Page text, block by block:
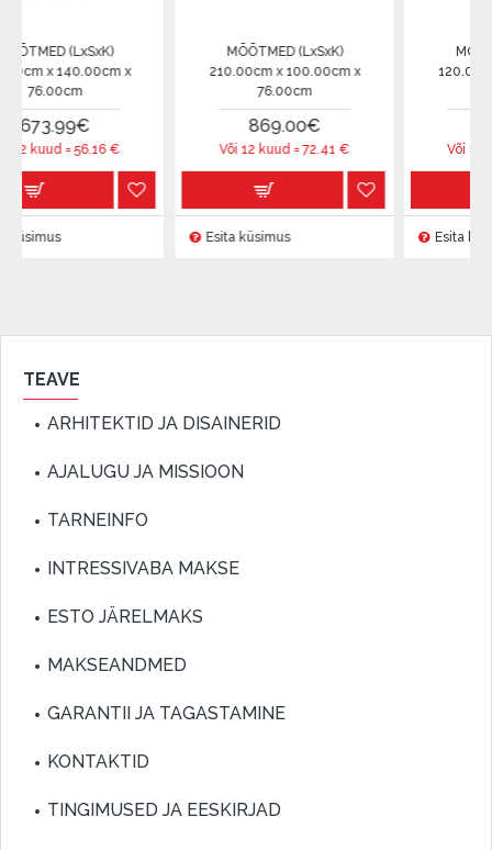
(LxSxK)
x
56.16€
MÕÕTMED (LxSxK)
210.00cm x 100.00cm x
869.00€
Või 12 kuud =72.41€
Esita küsimus
MÕÕTMED
120.00cm x
Või 12 kuud =
Esita küsimus
TEAVE
ARHITEKTID JA DISAINERID
AJALUGU JA MISSIOON
TARNEINFO
INTRESSIVABA MAKSE
ESTO JÄRELMAKS
MAKSEANDMED
GARANTII JA TAGASTAMINE
KONTAKTID
TINGIMUSED JA EESKIRJAD